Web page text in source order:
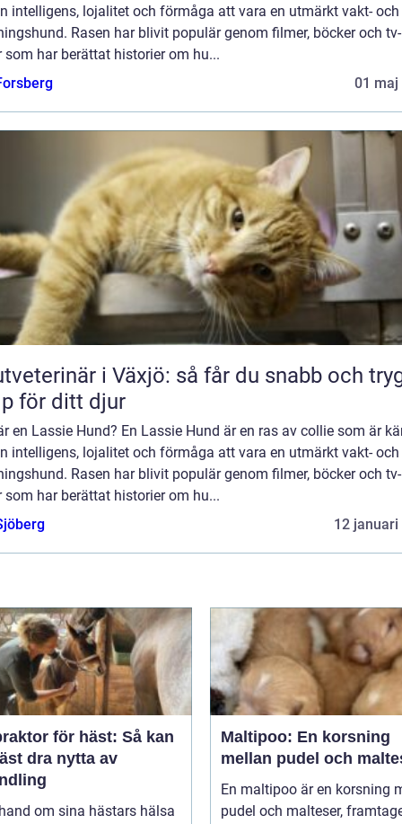
intelligens, lojalitet och förmåga att vara en utmärkt vakt- och
Rasen har blivit populär genom filmer, böcker och tv-
som har berättat historier om hu...
01 maj
i Växjö: så får du snabb och
för ditt djur
en Lassie Hund? En Lassie Hund är en ras av collie som är
intelligens, lojalitet och förmåga att vara en utmärkt vakt- och
Rasen har blivit populär genom filmer, böcker och tv-
som har berättat historier om hu...
12 januari
för häst: Så kan
dra nytta av
om sina hästars hälsa
Maltipoo: En korsning
mellan pudel och
En maltipoo är en korsning
pudel och malteser,